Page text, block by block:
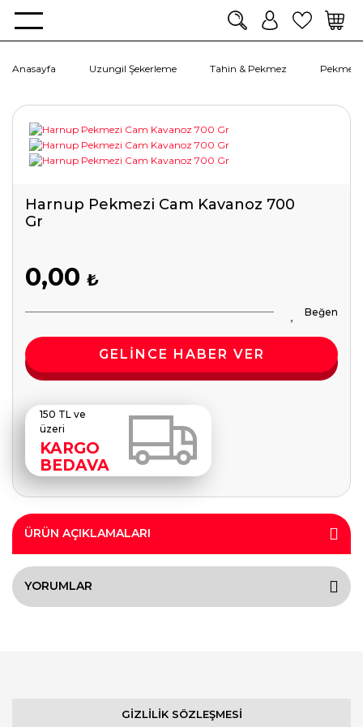
Anasayfa Uzungil Şekerleme Tahin & Pekmez Pekmez
Harnup Pekmezi Cam Kavanoz 700
Gr
0,00 ₺
GELİNCE HABER VER
150 TL ve
üzeri
KARGO
BEDAVA
ÜRÜN AÇIKLAMALARI
YORUMLAR
GİZLİLİK SÖZLEŞMESİ